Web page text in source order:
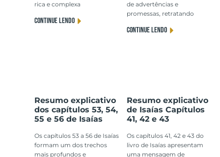
rica e complexa
CONTINUE LENDO
de advertências e
promessas, retratando
CONTINUE LENDO
Resumo explicativo
dos capítulos 53, 54,
55 e 56 de Isaías
Os capítulos 53 a 56 de Isaías
formam um dos trechos
mais profundos e
Resumo explicativo
de Isaías Capítulos
41, 42 e 43
Os capítulos 41, 42 e 43 do
livro de Isaías apresentam
uma mensagem de